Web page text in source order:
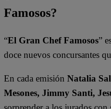
Famosos?
“El Gran Chef Famosos”
doce nuevos concursantes
En cada emisión Natalia
Mesones, Jimmy Santi,